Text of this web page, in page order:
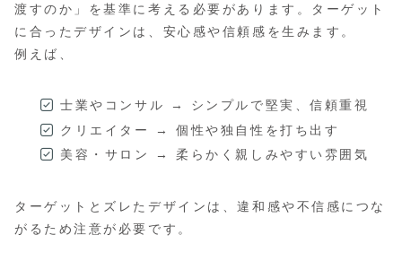
渡すのか」を基準に考える必要があります。ターゲット
に合ったデザインは、安心感や信頼感を生みます。
例えば、
士業やコンサル → シンプルで堅実、信頼重視
クリエイター → 個性や独自性を打ち出す
美容・サロン → 柔らかく親しみやすい雰囲気
ターゲットとズレたデザインは、違和感や不信感につな
がるため注意が必要です。